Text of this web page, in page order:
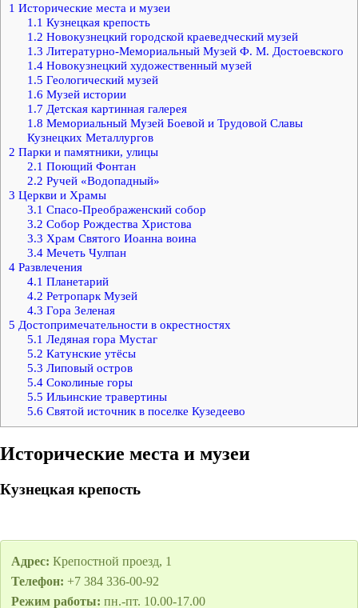
1 Исторические места и музеи
1.1 Кузнецкая крепость
1.2 Новокузнецкий городской краеведческий музей
1.3 Литературно-Мемориальный Музей Ф. М. Достоевского
1.4Новокузнецкий художественный музей
1.5 Геологический музей
1.6 Музей истории
1.7 Детская картинная галерея
1.8 Мемориальный Музей Боевой и Трудовой Славы
Кузнецких Металлургов
2 Парки и памятники, улицы
2.1 Поющий Фонтан
2.2 Ручей «Водопадный»
3 Церкви и Храмы
3.1 Спасо-Преображенский собор
3.2 Собор Рождества Христова
3.3 Храм Святого Иоанна воина
3.4Мечеть Чулпан
4 Развлечения
4.1 Планетарий
4.2 Ретропарк Музей
4.3 Гора Зеленая
5 Достопримечательности в окрестностях
5.1 Ледяная гора Мустаг
5.2 Катунские утёсы
5.3 Липовый остров
5.4Соколиные горы
5.5 Ильинские травертины
5.6 Святой источник в поселке Кузедеево
Исторические места и музеи
Кузнецкая крепость
Адрес: Крепостной проезд, 1
Телефон: +7 384 336-00-92
Режим работы: пн.-пт. 10.00-17.00